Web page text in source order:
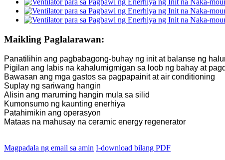
Maikling Paglalarawan:
Panatilihin ang pagbabagong-buhay ng init at balanse ng
Pigilan ang labis na kahalumigmigan sa loob ng bahay at
Bawasan ang mga gastos sa pagpapainit at air conditioning
Suplay ng sariwang hangin
Alisin ang maruming hangin mula sa silid
Kumonsumo ng kaunting enerhiya
Patahimikin ang operasyon
Mataas na mahusay na ceramic energy regenerator
Magpadala ng email sa amin I-download bilang PDF